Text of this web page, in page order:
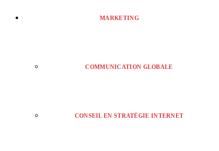
MARKETING
COMMUNICATION GLOBALE
CONSEIL EN STRATÉGIE INTERNET